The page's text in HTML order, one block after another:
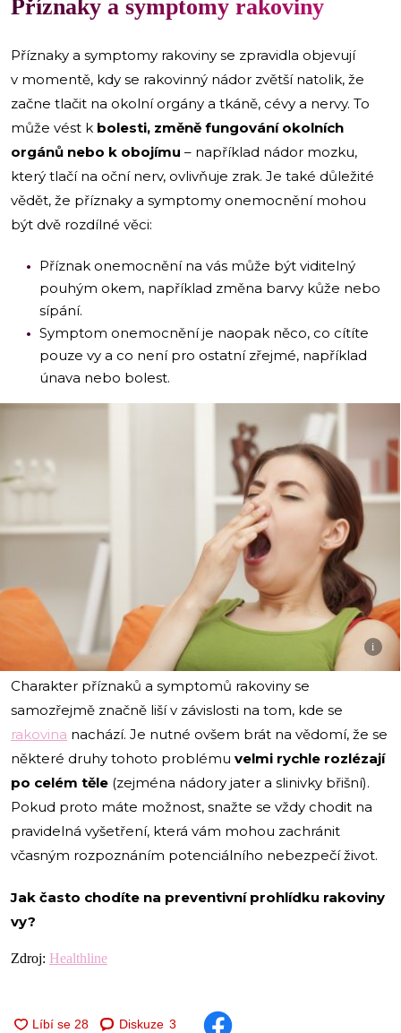
Příznaky a symptomy rakoviny
Příznaky a symptomy rakoviny se zpravidla objevují
v momentě, kdy se rakovinný nádor zvětší natolik, že
začne tlačit na okolní orgány a tkáně, cévy a nervy. To
může vést k bolesti, změně fungování okolních
orgánů nebo k obojímu – například nádor mozku,
který tlačí na oční nerv, ovlivňuje zrak. Je také důležité
vědět, že příznaky a symptomy onemocnění mohou
být dvě rozdílné věci:
Příznak onemocnění na vás může být viditelný
pouhým okem, například změna barvy kůže nebo
sípání.
Symptom onemocnění je naopak něco, co cítíte
pouze vy a co není pro ostatní zřejmé, například
únava nebo bolest.
i
Charakter příznaků a symptomů rakoviny se
samozřejmě značně liší v závislosti na tom, kde se
rakovina nachází. Je nutné ovšem brát na vědomí, že se
některé druhy tohoto problému velmi rychle rozlézají
po celém těle (zejména nádory jater a slinivky břišní).
Pokud proto máte možnost, snažte se vždy chodit na
pravidelná vyšetření, která vám mohou zachránit
včasným rozpoznáním potenciálního nebezpečí život.
Jak často chodíte na preventivní prohlídku rakoviny
vy?
Zdroj: Healthline
Diskuze 3